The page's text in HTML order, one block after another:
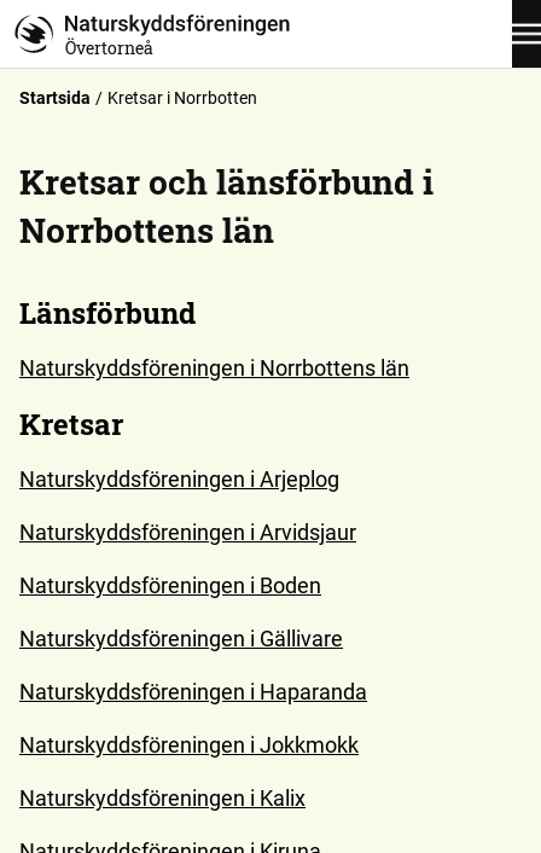
Övertorneå
Startsida Kretsar i Norrbotten
Kretsar och länsförbund i
Norrbottens län
Länsförbund
Naturskyddsföreningen i Norrbottens län
Kretsar
Naturskyddsföreningen i Arjeplog
Naturskyddsföreningen i Arvidsjaur
Naturskyddsföreningen i Boden
Naturskyddsföreningen i Gällivare
Naturskyddsföreningen i Haparanda
Naturskyddsföreningen i Jokkmokk
Naturskyddsföreningen i Kalix